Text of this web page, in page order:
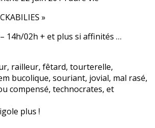
»
14h/02h + et plus si affinités …
railleur, fêtard, tourterelle,
bucolique, souriant, jovial, mal rasé,
compensé, technocrates, et
plus !